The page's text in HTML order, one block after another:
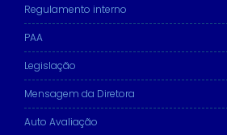
Regulamento interno
PAA
Legislação
Mensagem da Diretora
Auto Avaliação